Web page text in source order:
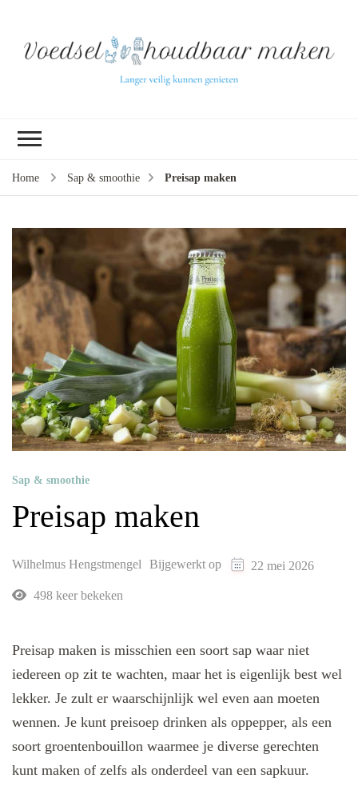
Home Sap & smoothie Preisap maken
Sap & smoothie
Preisap maken
Wilhelmus Hengstmengel Bijgewerkt op 22 mei 2026
498 keer bekeken
Preisap maken is misschien een soort sap waar niet
iedereen op zit te wachten, maar het is eigenlijk best wel
lekker. Je zult er waarschijnlijk wel even aan moeten
wennen. Je kunt preisoep drinken als oppepper, als een
soort groentenbouillon waarmee je diverse gerechten
kunt maken of zelfs als onderdeel van een sapkuur.